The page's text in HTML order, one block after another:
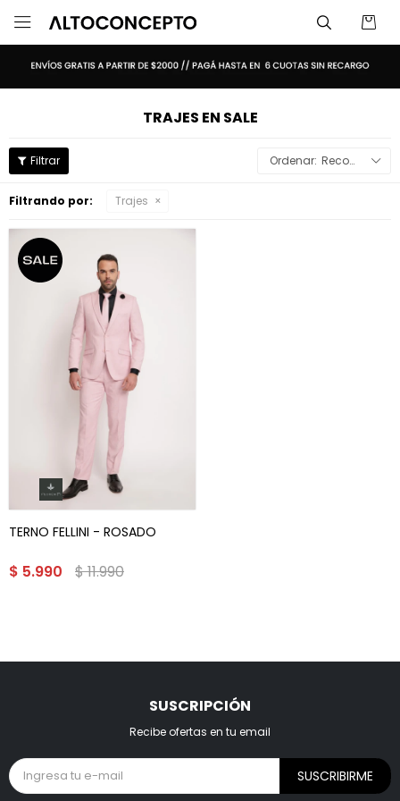

TRAJES EN SALE
Recomendados
Filtrando por: Trajes
TERNO FELLINI - ROSADO
$ 5.990 $11.990
SUSCRIPCIÓN
Recibe ofertas en tu email
SUSCRIBIRME